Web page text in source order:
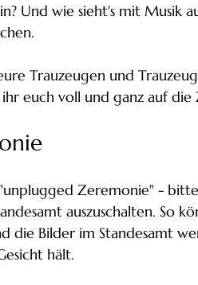
Und wie sieht's mit Musik
Trauzeugen und
euch voll und ganz auf
Zeremonie" -
auszuschalten. So
die Bilder im Standesamt
hält.